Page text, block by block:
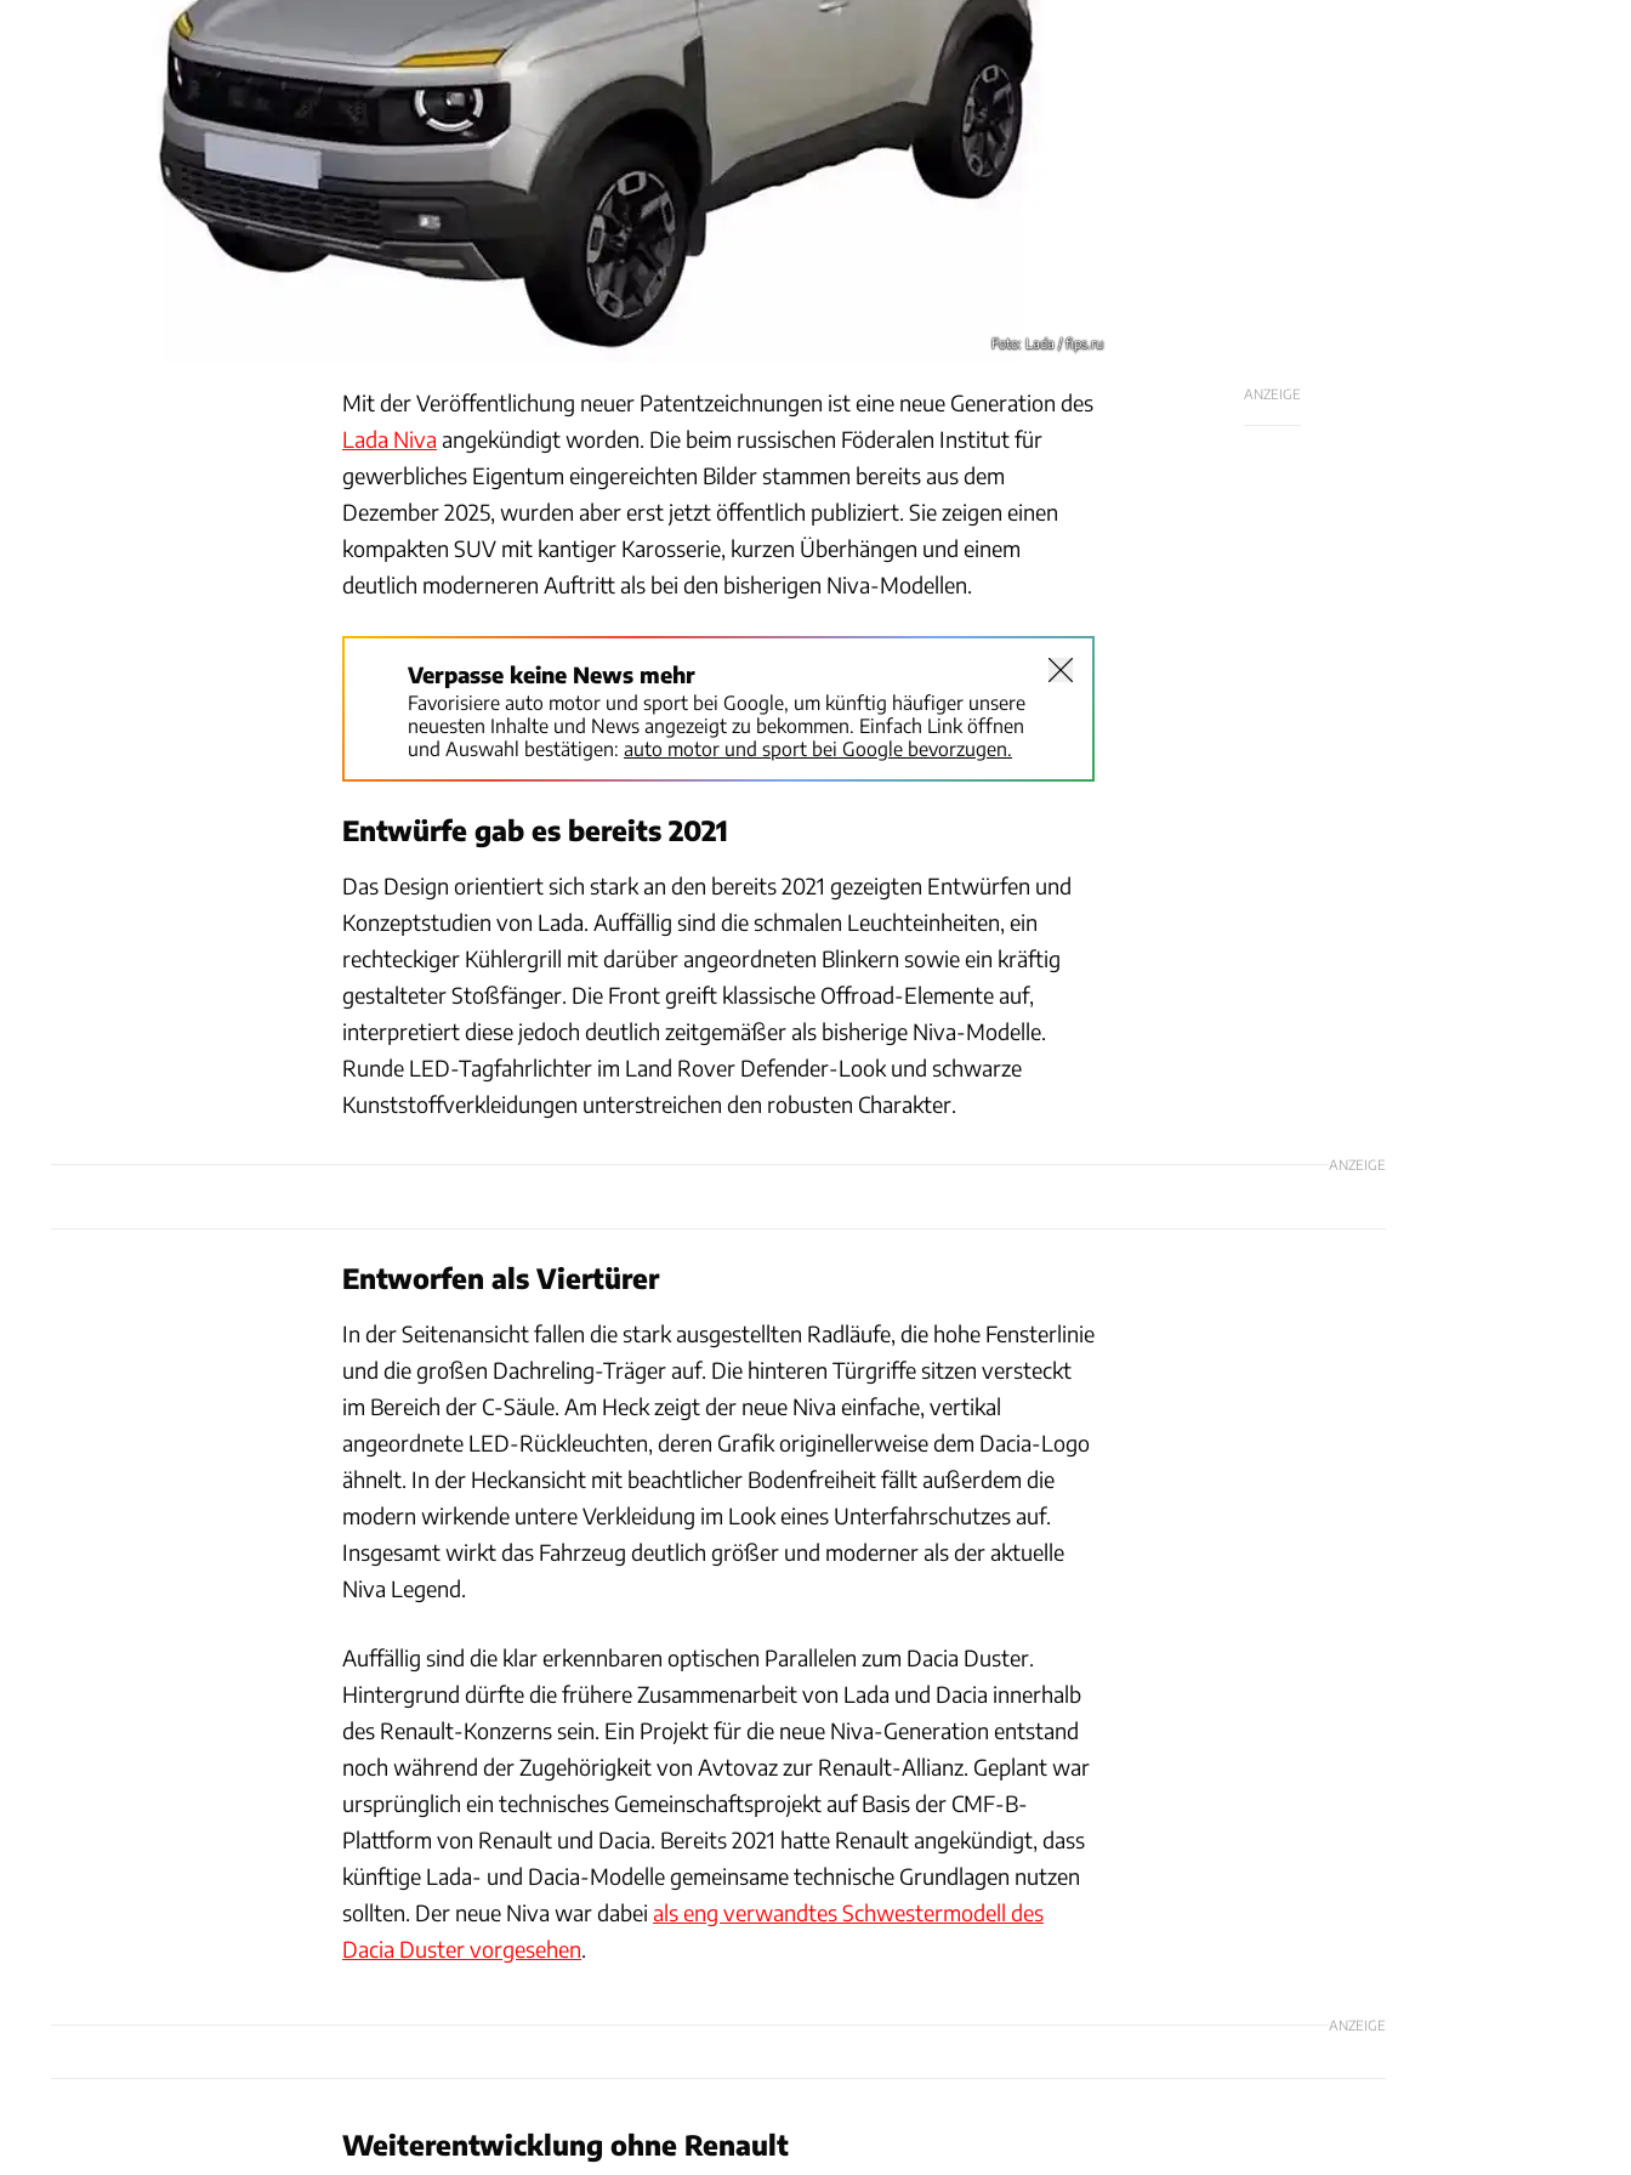
Foto: Lada / fips.ru
ANZEIGE
Mit der Veröffentlichung neuer Patentzeichnungen ist eine neue Generation des
Lada Niva angekündigt worden. Die beim russischen Föderalen Institut für
gewerbliches Eigentum eingereichten Bilder stammen bereits aus dem
Dezember 2025, wurden aber erst jetzt öffentlich publiziert. Sie zeigen einen
kompakten SUV mit kantiger Karosserie, kurzen Überhängen und einem
deutlich moderneren Auftritt als bei den bisherigen Niva-Modellen.
Verpasse keine News mehr
Favorisiere auto motor und sport bei Google, um künftig häufiger unsere
neuesten Inhalte und News angezeigt zu bekommen. Einfach Link öffnen
und Auswahl bestätigen: auto motor und sport bei Google bevorzugen.
Entwürfe gab es bereits 2021
Das Design orientiert sich stark an den bereits 2021 gezeigten Entwürfen und
Konzeptstudien von Lada. Auffällig sind die schmalen Leuchteinheiten, ein
rechteckiger Kühlergrill mit darüber angeordneten Blinkern sowie ein kräftig
gestalteter Stoßfänger. Die Front greift klassische Offroad-Elemente auf,
interpretiert diese jedoch deutlich zeitgemäßer als bisherige Niva-Modelle.
Runde LED-Tagfahrlichter im Land Rover Defender-Look und schwarze
Kunststoffverkleidungen unterstreichen den robusten Charakter.
ANZEIGE
Entworfen als Viertürer
In der Seitenansicht fallen die stark ausgestellten Radläufe, die hohe Fensterlinie
und die großen Dachreling-Träger auf. Die hinteren Türgriffe sitzen versteckt
im Bereich der C-Säule. Am Heck zeigt der neue Niva einfache, vertikal
angeordnete LED-Rückleuchten, deren Grafik originellerweise dem Dacia-Logo
ähnelt. In der Heckansicht mit beachtlicher Bodenfreiheit fällt außerdem die
modern wirkende untere Verkleidung im Look eines Unterfahrschutzes auf.
Insgesamt wirkt das Fahrzeug deutlich größer und moderner als der aktuelle
Niva Legend.
Auffällig sind die klar erkennbaren optischen Parallelen zum Dacia Duster.
Hintergrund dürfte die frühere Zusammenarbeit von Lada und Dacia innerhalb
des Renault-Konzerns sein. Ein Projekt für die neue Niva-Generation entstand
noch während der Zugehörigkeit von Avtovaz zur Renault-Allianz. Geplant war
ursprünglich ein technisches Gemeinschaftsprojekt auf Basis der CMF-B-
Plattform von Renault und Dacia. Bereits 2021 hatte Renault angekündigt, dass
künftige Lada- und Dacia-Modelle gemeinsame technische Grundlagen nutzen
sollten. Der neue Niva war dabei als eng verwandtes Schwestermodell des
Dacia Duster vorgesehen
ANZEIGE
Weiterentwicklung ohne Renault